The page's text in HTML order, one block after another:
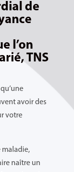
de
l’on
TNS
avoir des
votre
maladie,
naître un